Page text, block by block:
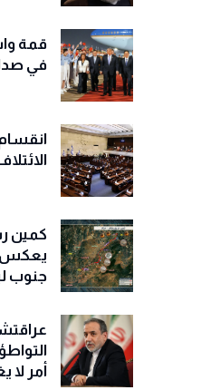
قمة
في
كمين
يعكس
جنوب
أمر لا